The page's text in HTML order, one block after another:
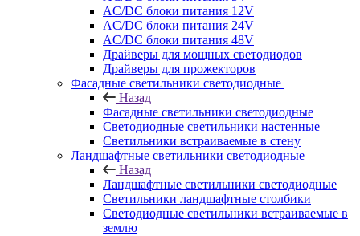
AC/DC блоки питания 12V
AC/DC блоки питания 24V
AC/DC блоки питания 48V
Драйверы для мощных светодиодов
Драйверы для прожекторов
Фасадные светильники светодиодные
Назад
Фасадные светильники светодиодные
Светодиодные светильники настенные
Светильники встраиваемые в стену
Ландшафтные светильники светодиодные
Назад
Ландшафтные светильники светодиодные
Светильники ландшафтные столбики
Светодиодные светильники встраиваемые в
землю